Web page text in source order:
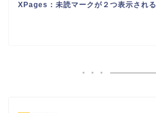
XPages：未読マークが２つ表示される